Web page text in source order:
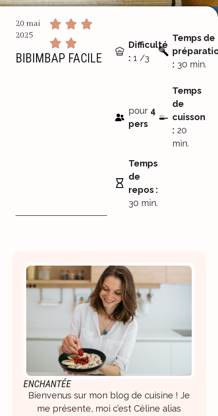
20 mai
2025
BIBIMBAP FACILE
Difficulté
: 1 /3
Temps de
: 30 min.
pour 4
pers
Temps
de
cuisson
: 20
min.
Temps
de
repos :
30 min.
ENCHANTÉE
Bienvenus sur mon blog de cuisine ! Je
me présente, moi c’est Céline alias